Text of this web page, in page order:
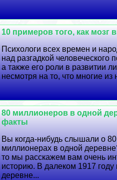
10 примеров того, как мозг
Психологи всех времен и
над разгадкой человеческого
а также его роли в развитии
несмотря на то, что многие из
80 миллионеров в одной
факты
Вы когда-нибудь слышали о 80
миллионерах в одной
то мы расскажем вам очень
историю. В далеком 1917 году
деревне...